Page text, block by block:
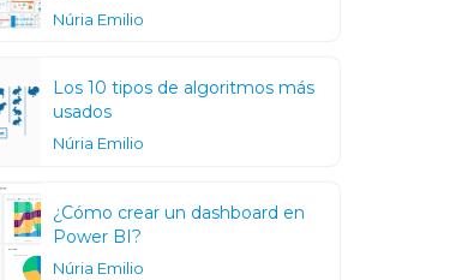
Núria Emilio
Los 10 tipos de algoritmos más
usados
Núria Emilio
¿Cómo crear un dashboard en
Power BI?
Núria Emilio